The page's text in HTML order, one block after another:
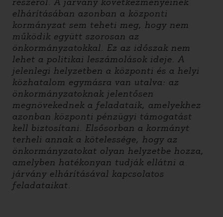
elhárításában azonban a központi
kormányzat sem teheti meg, hogy nem
működik együtt szorosan az
önkormányzatokkal. Ez az időszak nem
lehet a politikai leszámolások ideje. A
jelenlegi helyzetben a központi és a helyi
közhatalom egymásra van utalva: az
önkormányzatoknak jelentősen
megnövekednek a feladataik, amelyekhez
azonban központi pénzügyi támogatást
kell biztosítani. Elsősorban a kormányt
terheli annak a kötelessége, hogy az
önkormányzatokat olyan helyzetbe hozza,
amelyben hatékonyan tudják ellátni a
járvány elhárításával kapcsolatos
feladataikat.